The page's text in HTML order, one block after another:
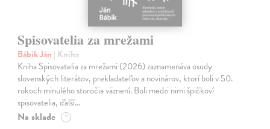
Spisovatelia za mrežami
Bábik Ján | Kniha
Kniha Spisovatelia za mrežami (2026) zaznamenáva osudy
slovenských literátov, prekladateľov a novinárov, ktorí boli v 50.
rokoch minulého storočia väznení. Boli medzi nimi špičkoví
spisovatelia, ďalší…
Na sklade ?